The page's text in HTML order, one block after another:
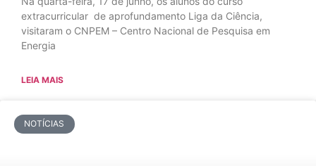
extracurricular de aprofundamento Liga da Ciência,
visitaram o CNPEM – Centro Nacional de Pesquisa em
Energia
LEIA MAIS
NOTÍCIAS